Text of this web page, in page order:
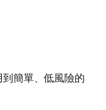
簡單、低風險的